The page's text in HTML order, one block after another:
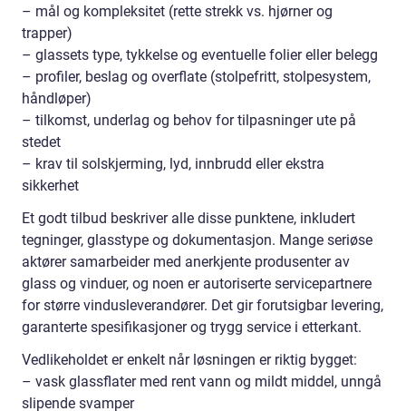
– mål og kompleksitet (rette strekk vs. hjørner og
trapper)
– glassets type, tykkelse og eventuelle folier eller belegg
– profiler, beslag og overflate (stolpefritt, stolpesystem,
håndløper)
– tilkomst, underlag og behov for tilpasninger ute på
stedet
– krav til solskjerming, lyd, innbrudd eller ekstra
sikkerhet
Et godt tilbud beskriver alle disse punktene, inkludert
tegninger, glasstype og dokumentasjon. Mange seriøse
aktører samarbeider med anerkjente produsenter av
glass og vinduer, og noen er autoriserte servicepartnere
for større vindusleverandører. Det gir forutsigbar levering,
garanterte spesifikasjoner og trygg service i etterkant.
Vedlikeholdet er enkelt når løsningen er riktig bygget:
– vask glassflater med rent vann og mildt middel, unngå
slipende svamper